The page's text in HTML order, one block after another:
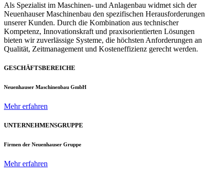
Als Spezialist im Maschinen- und Anlagenbau widmet sich der
Neuenhauser Maschinenbau den spezifischen Herausforderungen
unserer Kunden. Durch die Kombination aus technischer
Kompetenz, Innovationskraft und praxisorientierten Lösungen
bieten wir zuverlässige Systeme, die höchsten Anforderungen an
Qualität, Zeitmanagement und Kosteneffizienz gerecht werden.
GESCHÄFTSBEREICHE
Neuenhauser Maschinenbau GmbH
Mehr erfahren
UNTERNEHMENSGRUPPE
Firmen der Neuenhauser Gruppe
Mehr erfahren